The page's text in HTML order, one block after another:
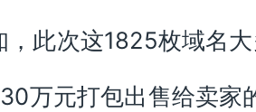
，此次这1825枚域名
万元打包出售给卖家